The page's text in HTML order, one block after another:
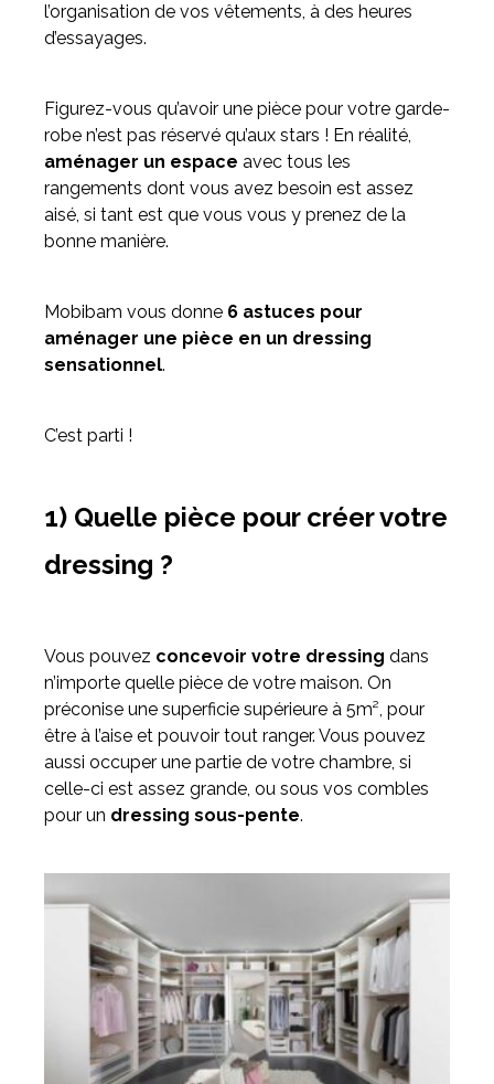
Inspirez-vous du catalogue
l’organisation de vos vêtements, à des heures
d’essayages.
Figurez-vous qu’avoir une pièce pour votre garde-
robe n’est pas réservé qu’aux stars ! En réalité,
aménager un espace avec tous les
rangements dont vous avez besoin est assez
aisé, si tant est que vous vous y prenez de la
bonne manière.
Mobibam vous donne 6 astuces pour
aménager une pièce en un dressing
sensationnel.
C’est parti !
1) Quelle pièce pour créer votre
dressing ?
Vous pouvez concevoir votre dressing dans
n’importe quelle pièce de votre maison. On
préconise une superficie supérieure à 5m², pour
être à l’aise et pouvoir tout ranger. Vous pouvez
aussi occuper une partie de votre chambre, si
celle-ci est assez grande, ou sous vos combles
pour un dressing sous-pente.